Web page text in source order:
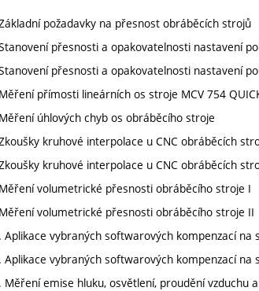
požadavky na přesnost obráběcích strojů
přesnosti a opakovatelnosti nastavení
přesnosti a opakovatelnosti nastavení
přímosti lineárních os stroje MCV 754
úhlových chyb os obráběcího stroje
kruhové interpolace u CNC obráběcích
kruhové interpolace u CNC obráběcích
volumetrické přesnosti obráběcího stroje I
volumetrické přesnosti obráběcího stroje II
Aplikace vybraných softwarových kompenzací na
Aplikace vybraných softwarových kompenzací na
Měření emise hluku, osvětlení, proudění vzduchu